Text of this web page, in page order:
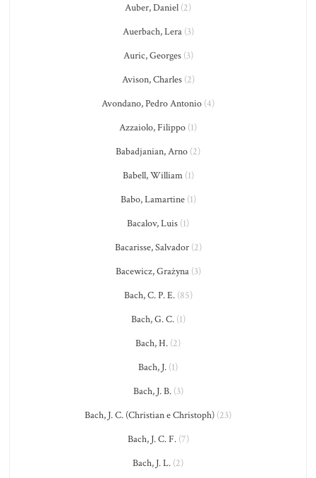
Auber, Daniel (2)
Auerbach, Lera(3)
Auric, Georges(3)
Avison, Charles(2)
Avondano, Pedro Antonio (4)
Azzaiolo, Filippo (1)
Babadjanian, Arno (2)
Babell, William(1)
Babo, Lamartine(1)
Bacalov, Luis (1)
Bacarisse, Salvador(2)
Bacewicz, Grażyna(3)
Bach, C. P. E.(85)
Bach, G. C.(1)
Bach, H. (2)
Bach, J. (1)
Bach, J. B.(3)
Bach, J. C. (Christian e Christoph) (23)
Bach, J. C. F.(7)
Bach, J. L. (2)